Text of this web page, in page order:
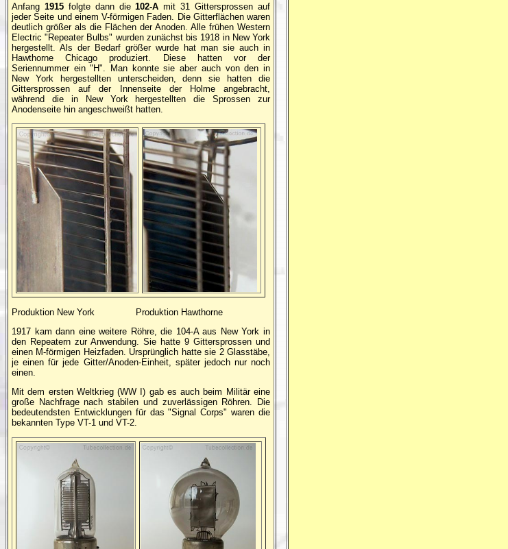
Anfang 1915folgte dann die102-A mit 31 Gittersprossen auf
jeder Seite und einem V-förmigen Faden. Die Gitterflächen waren
deutlich größer als die Flächen der Anoden. Alle frühen Western
Electric "Repeater Bulbs" wurden zunächst bis 1918 in New York
hergestellt. Als der Bedarf größer wurde hat man sie auch in
Hawthorne Chicago produziert. Diese hatten vor der
Seriennummer ein "H". Man konnte sie aber auch von den in
New York hergestellten unterscheiden, denn sie hatten die
Gittersprossen auf der Innenseite der Holme angebracht,
während die in New York hergestellten die Sprossen zur
Anodenseite hin angeschweißt hatten.
Produktion New York Produktion Hawthorne
1917 kam dann eine weitere Röhre, die 104-A aus New York in
den Repeatern zur Anwendung. Sie hatte 9 Gittersprossen und
einen M-förmigen Heizfaden. Ursprünglich hatte sie 2 Glasstäbe,
je einen für jede Gitter/Anoden-Einheit, später jedoch nur noch
einen.
Mit dem ersten Weltkrieg (WW I) gab es auch beim Militär eine
große Nachfrage nach stabilen und zuverlässigen Röhren. Die
bedeutendsten Entwicklungen für das "Signal Corps" waren die
bekannten Type VT-1 und VT-2.